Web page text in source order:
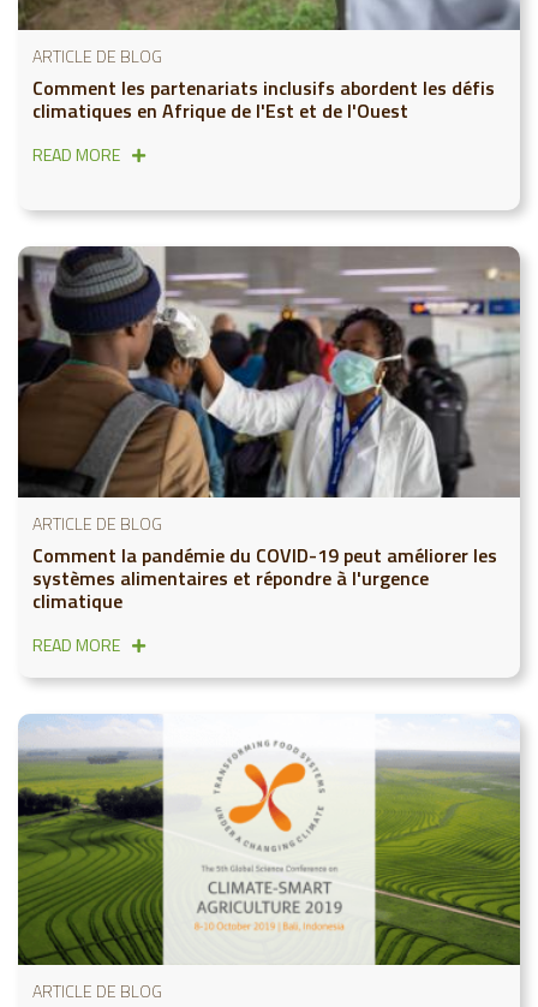
ARTICLE DE BLOG
Comment les partenariats inclusifs abordent les défis
climatiques en Afrique de l'Est et de l'Ouest
READ MORE
ARTICLE DE BLOG
Comment la pandémie du COVID-19 peut améliorer les
systèmes alimentaires et répondre à l'urgence
climatique
READ MORE
ARTICLE DE BLOG